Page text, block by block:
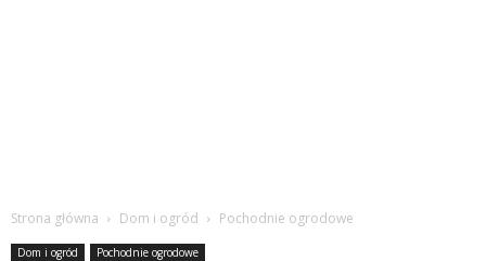
Strona główna Dom i ogród Pochodnie ogrodowe
Dom i ogród Pochodnie ogrodowe